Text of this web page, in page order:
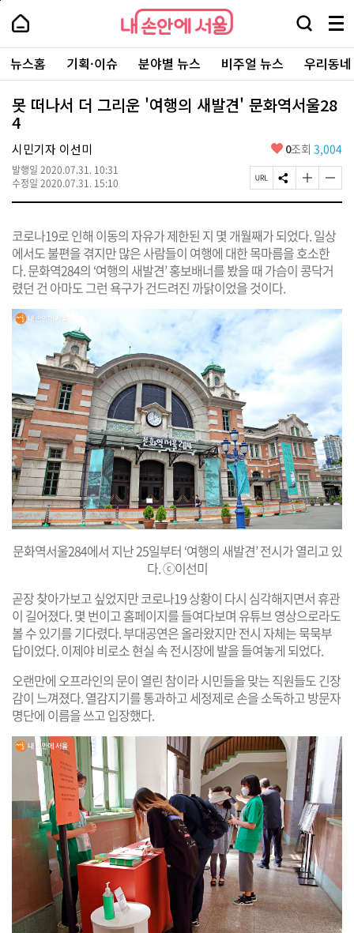
본
로
가
내
손
안
에
서
울
-
서
울
시
대
표
소
통
포
내
손
에
울
검
창
열
기
메
뉴
전
체
보
기
주
요
서
뉴스홈 기획·이슈 분야별 뉴스 비주얼 뉴스 우리동
못 떠나서 더 그리운 '여행의 새발견' 문화역서울28
4
시민기자 이선미
발행일 2020.07.31. 10:31
수정일 2020.07.31. 15:10
좋
요
0조회 3,004
페
이
R
L
복
사
S
N
유
하
기
글
자
크
게
변
경
기
글
자
작
변
경
기
코로나19로 인해 이동의 자유가 제한된 지 몇 개월째가 되었다. 일상
에서도 불편을 겪지만 많은 사람들이 여행에 대한 목마름을 호소한
다. 문화역284의 ‘여행의 새발견’ 홍보배너를 봤을 때 가슴이 콩닥거
렸던 건 아마도 그런 욕구가 건드려진 까닭이었을 것이다.
문화역서울284에서 지난 25일부터 ‘여행의 새발견’ 전시가 열리고 있
다. ⓒ이선미
곧장 찾아가보고 싶었지만 코로나19 상황이 다시 심각해지면서 휴관
이 길어졌다. 몇 번이고 홈페이지를 들여다보며 유튜브 영상으로라도
볼 수 있기를 기다렸다. 부대공연은 올라왔지만 전시 자체는 묵묵부
답이었다. 이제야 비로소 현실 속 전시장에 발을 들여놓게 되었다.
오랜만에 오프라인의 문이 열린 참이라 시민들을 맞는 직원들도 긴장
감이 느껴졌다. 열감지기를 통과하고 세정제로 손을 소독하고 방문자
명단에 이름을 쓰고 입장했다.
페
상
단
로